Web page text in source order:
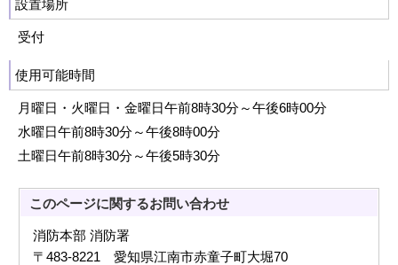
設置場所
受付
使用可能時間
月曜日・火曜日・金曜日午前8時30分～午後6時00分
水曜日午前8時30分～午後8時00分
土曜日午前8時30分～午後5時30分
このページに関するお問い合わせ
消防本部 消防署
〒483-8221 愛知県江南市赤童子町大堀70